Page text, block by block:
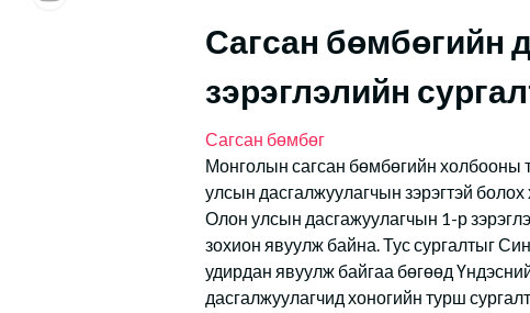
Сагсан бөмбөгийн
зэрэглэлийн
Сагсан бөмбөг
Монголын сагсан бөмбөгийн холбооны
улсын дасгалжуулагчын зэрэгтэй
Олон улсын дасгажуулагчын 1-р
зохион явуулж байна. Тус сургалтыг
удирдан явуулж байгаа бөгөөд
дасгалжуулагчид хоногийн турш